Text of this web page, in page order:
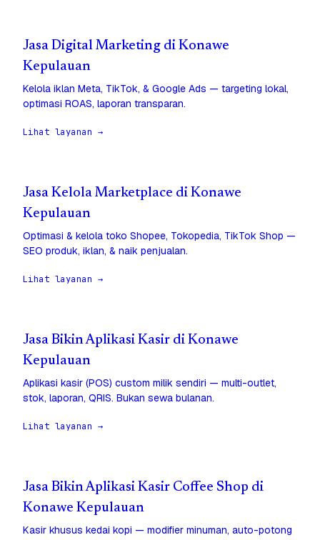
Jasa Digital Marketing di Konawe
Kepulauan
Kelola iklan Meta, TikTok, & Google Ads — targeting lokal,
optimasi ROAS, laporan transparan.
Lihat layanan →
Jasa Kelola Marketplace di Konawe
Kepulauan
Optimasi & kelola toko Shopee, Tokopedia, TikTok Shop —
SEO produk, iklan, & naik penjualan.
Lihat layanan →
Jasa Bikin Aplikasi Kasir di Konawe
Kepulauan
Aplikasi kasir (POS) custom milik sendiri — multi-outlet,
stok, laporan, QRIS. Bukan sewa bulanan.
Lihat layanan →
Jasa Bikin Aplikasi Kasir Coffee Shop di
Konawe Kepulauan
Kasir khusus kedai kopi — modifier minuman, auto-potong